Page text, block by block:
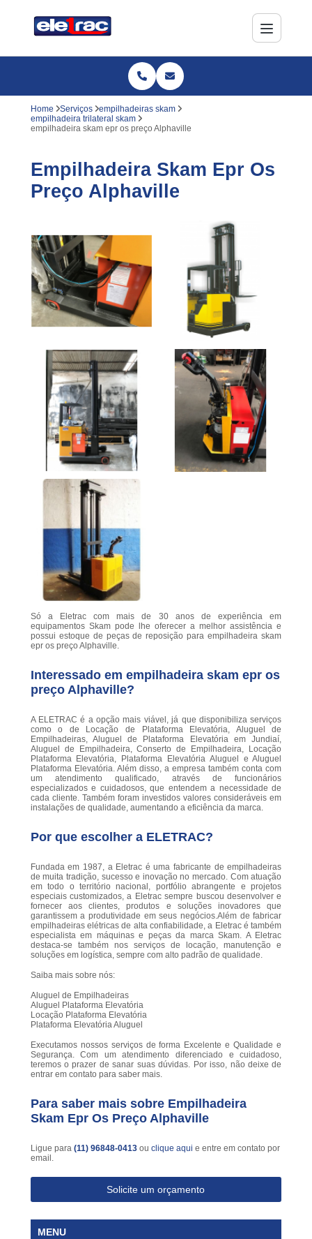
Home Serviços
empilhadeiras skam
empilhadeira trilateral skam
empilhadeira skam epr os preço Alphaville
Empilhadeira Skam Epr Os
Preço Alphaville
Só a Eletrac com mais de 30 anos de experiência em
equipamentos Skam pode lhe oferecer a melhor assistência e
possui estoque de peças de reposição para empilhadeira skam
epr os preço Alphaville.
Interessado em empilhadeira skam epr os
preço Alphaville?
A ELETRAC é a opção mais viável, já que disponibiliza serviços
como o de Locação de Plataforma Elevatória, Aluguel de
Empilhadeiras, Aluguel de Plataforma Elevatória em Jundiaí,
Aluguel de Empilhadeira, Conserto de Empilhadeira, Locação
Plataforma Elevatória, Plataforma Elevatória Aluguel e Aluguel
Plataforma Elevatória. Além disso, a empresa também conta com
um atendimento qualificado, através de funcionários
especializados e cuidadosos, que entendem a necessidade de
cada cliente. Também foram investidos valores consideráveis em
instalações de qualidade, aumentando a eficiência da marca.
Por que escolher a ELETRAC?
Fundada em 1987, a Eletrac é uma fabricante de empilhadeiras
de muita tradição, sucesso e inovação no mercado. Com atuação
em todo o território nacional, portfólio abrangente e projetos
especiais customizados, a Eletrac sempre buscou desenvolver e
fornecer aos clientes, produtos e soluções inovadores que
garantissem a produtividade em seus negócios.Além de fabricar
empilhadeiras elétricas de alta confiabilidade, a Eletrac é também
especialista em máquinas e peças da marca Skam. A Eletrac
destaca-se também nos serviços de locação, manutenção e
soluções em logística, sempre com alto padrão de qualidade.
Saiba mais sobre nós:
Aluguel de Empilhadeiras
Aluguel Plataforma Elevatória
Locação Plataforma Elevatória
Plataforma Elevatória Aluguel
Executamos nossos serviços de forma Excelente e Qualidade e
Segurança. Com um atendimento diferenciado e cuidadoso,
teremos o prazer de sanar suas dúvidas. Por isso, não deixe de
entrar em contato para saber mais.
Para saber mais sobre Empilhadeira
Skam Epr Os Preço Alphaville
Ligue para (11) 96848-0413 ou clique aqui e entre em contato por
email.
Solicite um orçamento
MENU